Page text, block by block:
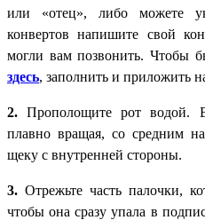
или «отец», либо можете
конвертов напишите свой
могли вам позвонить. Чтобы
здесь, заполнить и приложить
2. Прополощите рот водой.
плавно вращая, со средним
щеку с внутренней стороны.
3. Отрежьте часть палочки,
чтобы она сразу упала в